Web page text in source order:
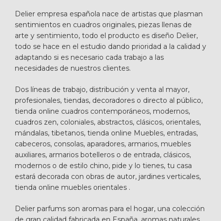
Delier empresa española nace de artistas que plasman
sentimientos en cuadros originales, piezas llenas de
arte y sentimiento, todo el producto es diseño Delier,
todo se hace en el estudio dando prioridad a la calidad y
adaptando si es necesario cada trabajo a las
necesidades de nuestros clientes.
Dos líneas de trabajo, distribución y venta al mayor,
profesionales, tiendas, decoradores o directo al público,
tienda online cuadros contemporáneos, modernos,
cuadros zen, coloniales, abstractos, clásicos, orientales,
mándalas, tibetanos, tienda online Muebles, entradas,
cabeceros, consolas, aparadores, armarios, muebles
auxiliares, armarios botelleros o de entrada, clásicos,
modernos o de estilo chino, pide y lo tienes, tu casa
estará decorada con obras de autor, jardines verticales,
tienda online muebles orientales .
Delier parfums son aromas para el hogar, una colección